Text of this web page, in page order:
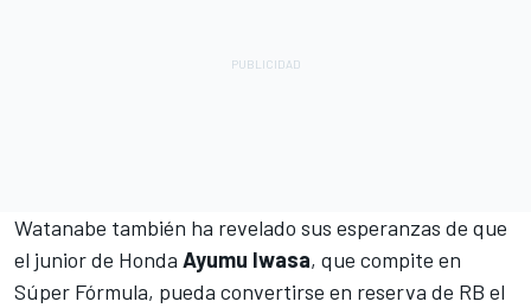
Watanabe también ha revelado sus esperanzas de que
el junior de Honda Ayumu Iwasa, que compite en
Súper Fórmula, pueda convertirse en reserva de RB el